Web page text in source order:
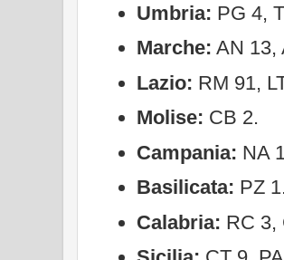
Umbria: PG 4,
Marche: AN 13,
Lazio: RM 91,
Molise: CB 2.
Campania: NA
Basilicata: PZ 1.
Calabria: RC 3,